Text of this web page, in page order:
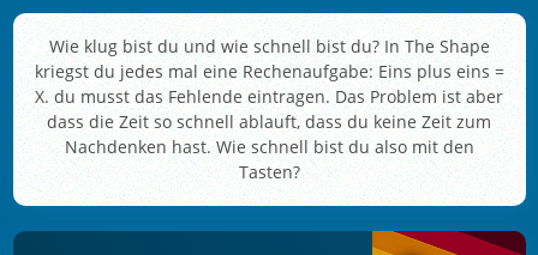
Wie klug bist du und wie schnell bist du? In The Shape
kriegst du jedes mal eine Rechenaufgabe: Eins plus eins =
X. du musst das Fehlende eintragen. Das Problem ist aber
dass die Zeit so schnell ablauft, dass du keine Zeit zum
Nachdenken hast. Wie schnell bist du also mit den
Tasten?